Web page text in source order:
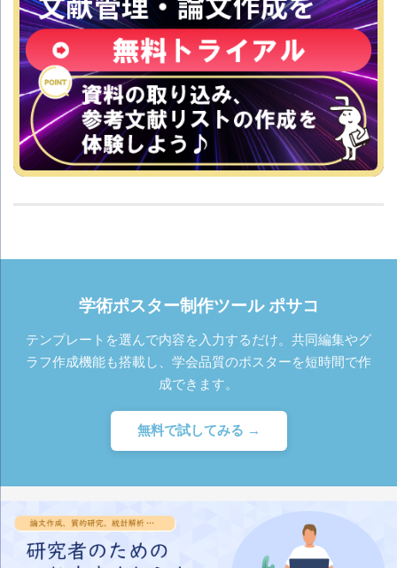
学術ポスター制作ツール ポサコ
テンプレートを選んで内容を入力するだけ。共同編集やグ
ラフ作成機能も搭載し、学会品質のポスターを短時間で作
成できます。
無料で試してみる →